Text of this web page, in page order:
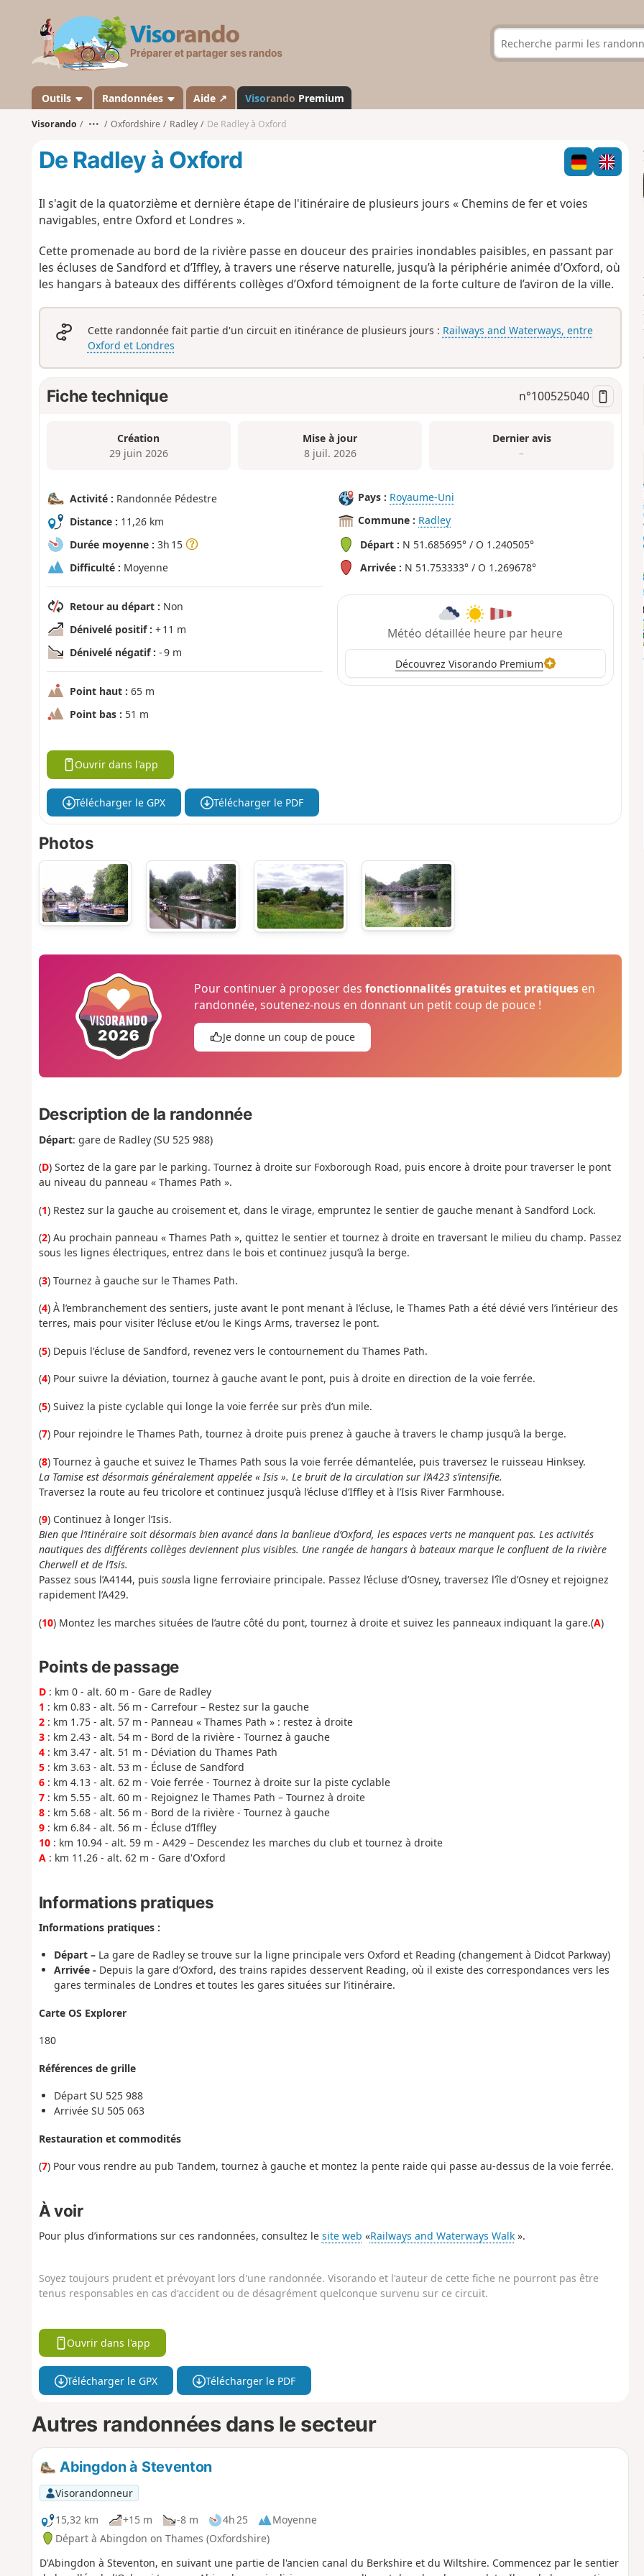
s
a
n
d
Outils Randonnées Aide ↗ Visorando Premium
Visorando ••• Oxfordshire Radley De Radley à Oxford
De Radley à Oxford
Il s'agit de la quatorzième et dernière étape de l'itinéraire de plusieurs jours « Chemins de fer et voies
navigables, entre Oxford et Londres ».
Cette promenade au bord de la rivière passe en douceur des prairies inondables paisibles, en passant par
les écluses de Sandford et d’Iffley, à travers une réserve naturelle, jusqu’à la périphérie animée d’Oxford, où
les hangars à bateaux des différents collèges d’Oxford témoignent de la forte culture de l’aviron de la ville.
Cette randonnée fait partie d'un circuit en itinérance de plusieurs jours : Railways and Waterways, entre
Oxford et Londres
Fiche technique n°100525040
Création
29 juin 2026
Mise à jour
8 juil. 2026
Dernier avis
–
Activité : Randonnée Pédestre
Distance : 11,26 km
Durée moyenne : 3h 15
Difficulté : Moyenne
Retour au départ : Non
Dénivelé positif : + 11 m
Dénivelé négatif : - 9 m
Point haut : 65 m
Point bas : 51 m
Pays : Royaume-Uni
Commune : Radley
Départ : N 51.685695° / O 1.240505°
Arrivée : N 51.753333° / O 1.269678°
Météo détaillée heure par heure
Découvrez Visorando Premium
Ouvrir dans l'app
Télécharger le GPX Télécharger le PDF
Photos
Pour continuer à proposer desfonctionnalités gratuites et pratiques en
randonnée, soutenez-nous en donnant un petit coup de pouce !
Je donne un coup de pouce
Description de la randonnée
Départ: gare de Radley (SU 525 988)
(D) Sortez de la gare par le parking. Tournez à droite sur Foxborough Road, puis encore à droite pour traverser le pont
au niveau du panneau « Thames Path ».
(1) Restez sur la gauche au croisement et, dans le virage, empruntez le sentier de gauche menant à Sandford Lock.
(2) Au prochain panneau « Thames Path », quittez le sentier et tournez à droite en traversant le milieu du champ. Passez
sous les lignes électriques, entrez dans le bois et continuez jusqu’à la berge.
(3) Tournez à gauche sur le Thames Path.
(4) À l’embranchement des sentiers, juste avant le pont menant à l’écluse, le Thames Path a été dévié vers l’intérieur des
terres, mais pour visiter l’écluse et/ou le Kings Arms, traversez le pont.
(5) Depuis l'écluse de Sandford, revenez vers le contournement du Thames Path.
(4) Pour suivre la déviation, tournez à gauche avant le pont, puis à droite en direction de la voie ferrée.
(5) Suivez la piste cyclable qui longe la voie ferrée sur près d’un mile.
(7) Pour rejoindre le Thames Path, tournez à droite puis prenez à gauche à travers le champ jusqu’à la berge.
(8) Tournez à gauche et suivez le Thames Path sous la voie ferrée démantelée, puis traversez le ruisseau Hinksey.
La Tamise est désormais généralement appelée « Isis ». Le bruit de la circulation sur l’A423 s’intensifie.
Traversez la route au feu tricolore et continuez jusqu’à l’écluse d’Iffley et à l’Isis River Farmhouse.
(9) Continuez à longer l’Isis.
Bien que l’itinéraire soit désormais bien avancé dans la banlieue d’Oxford, les espaces verts ne manquent pas. Les activités
nautiques des différents collèges deviennent plus visibles. Une rangée de hangars à bateaux marque le confluent de la rivière
Cherwell et de l’Isis.
Passez sous l’A4144, puis sousla ligne ferroviaire principale. Passez l’écluse d’Osney, traversez l’île d’Osney et rejoignez
rapidement l’A429.
(10) Montez les marches situées de l’autre côté du pont, tournez à droite et suivez les panneaux indiquant la gare.(A)
Points de passage
D: km 0 - alt. 60 m - Gare de Radley
1 : km 0.83 - alt. 56 m - Carrefour – Restez sur la gauche
2: km 1.75 - alt. 57 m - Panneau « Thames Path » : restez à droite
3: km 2.43 - alt. 54 m - Bord de la rivière - Tournez à gauche
4: km 3.47 - alt. 51 m - Déviation du Thames Path
5: km 3.63 - alt. 53 m - Écluse de Sandford
6: km 4.13 - alt. 62 m - Voie ferrée - Tournez à droite sur la piste cyclable
7: km 5.55 - alt. 60 m - Rejoignez le Thames Path – Tournez à droite
8: km 5.68 - alt. 56 m - Bord de la rivière - Tournez à gauche
9: km 6.84 - alt. 56 m - Écluse d’Iffley
10: km 10.94 - alt. 59 m - A429 – Descendez les marches du club et tournez à droite
A: km 11.26 - alt. 62 m - Gare d'Oxford
Informations pratiques
Informations pratiques :
Départ – La gare de Radley se trouve sur la ligne principale vers Oxford et Reading (changement à Didcot Parkway)
Arrivée - Depuis la gare d’Oxford, des trains rapides desservent Reading, où il existe des correspondances vers les
gares terminales de Londres et toutes les gares situées sur l’itinéraire.
Carte OS Explorer
180
Références de grille
DépartSU 525 988
ArrivéeSU 505 063
Restauration et commodités
(7) Pour vous rendre au pub Tandem, tournez à gauche et montez la pente raide qui passe au-dessus de la voie ferrée.
À voir
Pour plus d’informations sur ces randonnées, consultez le site web «Railways and Waterways Walk».
Soyez toujours prudent et prévoyant lors d'une randonnée. Visorando et l'auteur de cette fiche ne pourront pas être
tenus responsables en cas d'accident ou de désagrément quelconque survenu sur ce circuit.
Ouvrir dans l'app
Télécharger le GPX Télécharger le PDF
Autres randonnées dans le secteur
Abingdon à Steventon
Visorandonneur
15,32 km
+15 m -8 m 4h 25
Moyenne
Départ à Abingdon on Thames (Oxfordshire)
D'Abingdon à Steventon, en suivant une partie de l'ancien canal du Berkshire et du Wiltshire. Commencez par le sentier